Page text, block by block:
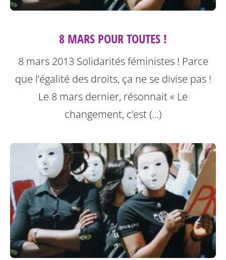
8 MARS POUR TOUTES !
8 mars 2013 Solidarités féministes ! Parce
que l’égalité des droits, ça ne se divise pas !
Le 8 mars dernier, résonnait « Le
changement, c’est (…)